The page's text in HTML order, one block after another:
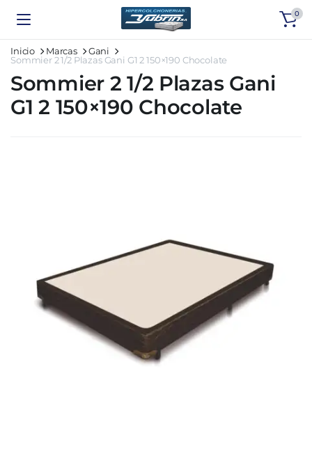
0
Inicio Marcas
Gani
Sommier 2 1/2 Plazas Gani G1 2 150×190 Chocolate
Sommier 2 1/2 Plazas Gani
G1 2 150×190 Chocolate